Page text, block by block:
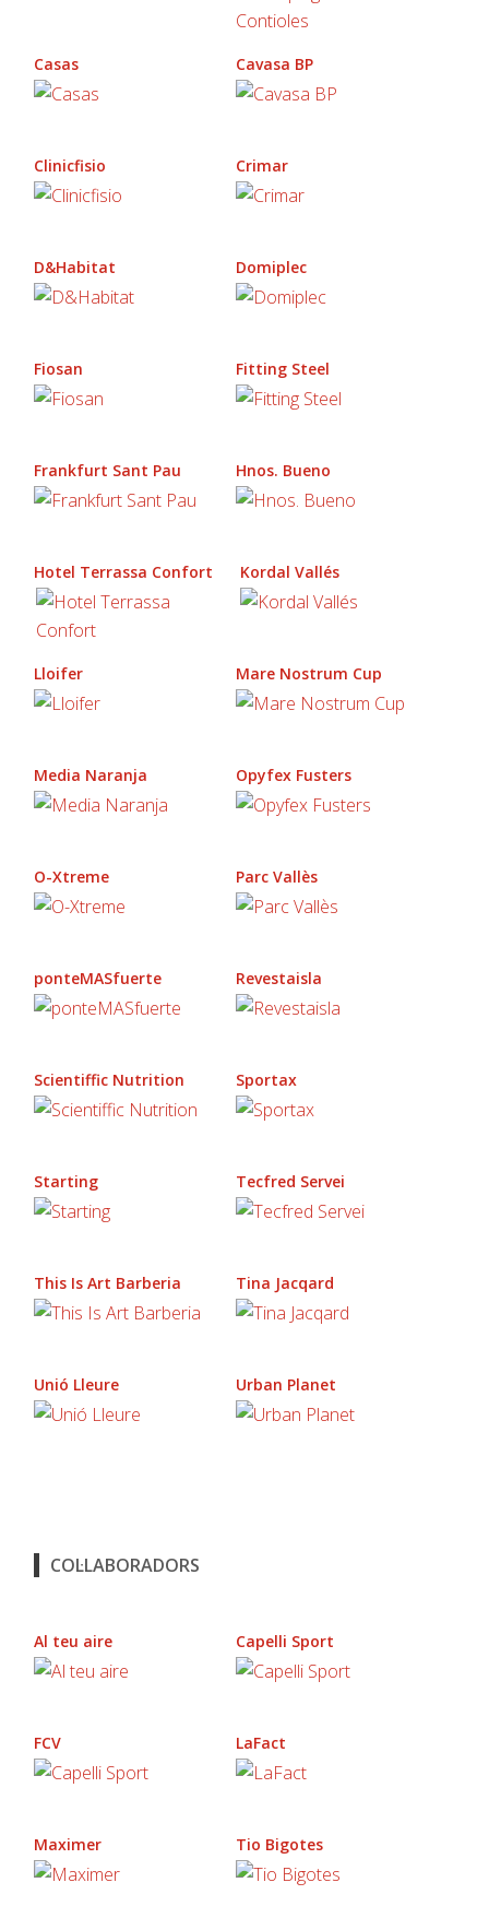
Casas Cavasa BP
Clinicfisio Crimar
D&Habitat Domiplec
Fiosan Fitting Steel
Frankfurt Sant Pau Hnos. Bueno
Hotel Terrassa Confort Kordal Vallés
Lloifer Mare Nostrum Cup
Media Naranja Opyfex Fusters
O-Xtreme Parc Vallès
ponteMASfuerte Revestaisla
Scientiffic Nutrition Sportax
Starting Tecfred Servei
This Is Art Barberia Tina Jacqard
Unió Lleure Urban Planet
COL·LABORADORS
Al teu aire Capelli Sport
FCV LaFact
Maximer Tio Bigotes